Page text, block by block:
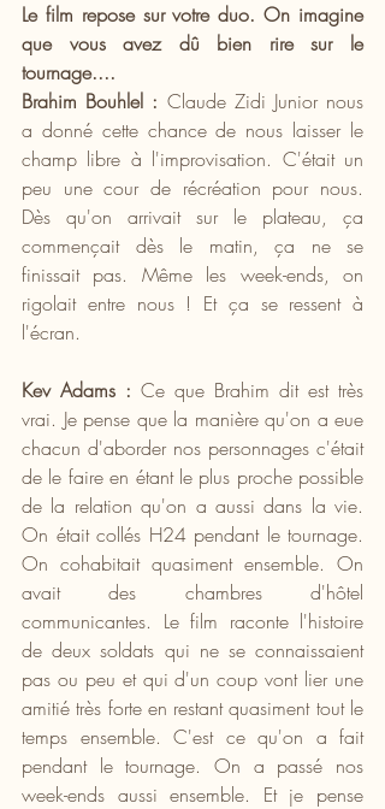
Le film repose sur votre duo. On imagine
que vous avez dû bien rire sur le
tournage....
Brahim Bouhlel : Claude Zidi Junior nous
a donné cette chance de nous laisser le
champ libre à l'improvisation. C'était un
peu une cour de récréation pour nous.
Dès qu'on arrivait sur le plateau, ça
commençait dès le matin, ça ne se
finissait pas. Même les week-ends, on
rigolait entre nous ! Et ça se ressent à
l'écran.
Kev Adams : Ce que Brahim dit est très
vrai. Je pense que la manière qu'on a eue
chacun d'aborder nos personnages c'était
de le faire en étant le plus proche possible
de la relation qu'on a aussi dans la vie.
On était collés H24 pendant le tournage.
On cohabitait quasiment ensemble. On
avait des chambres d'hôtel
communicantes. Le film raconte l'histoire
de deux soldats qui ne se connaissaient
pas ou peu et qui d'un coup vont lier une
amitié très forte en restant quasiment tout le
temps ensemble. C'est ce qu'on a fait
pendant le tournage. On a passé nos
week-ends aussi ensemble. Et je pense